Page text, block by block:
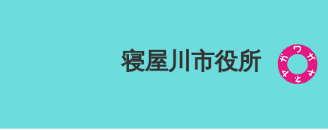
寝屋川市役所